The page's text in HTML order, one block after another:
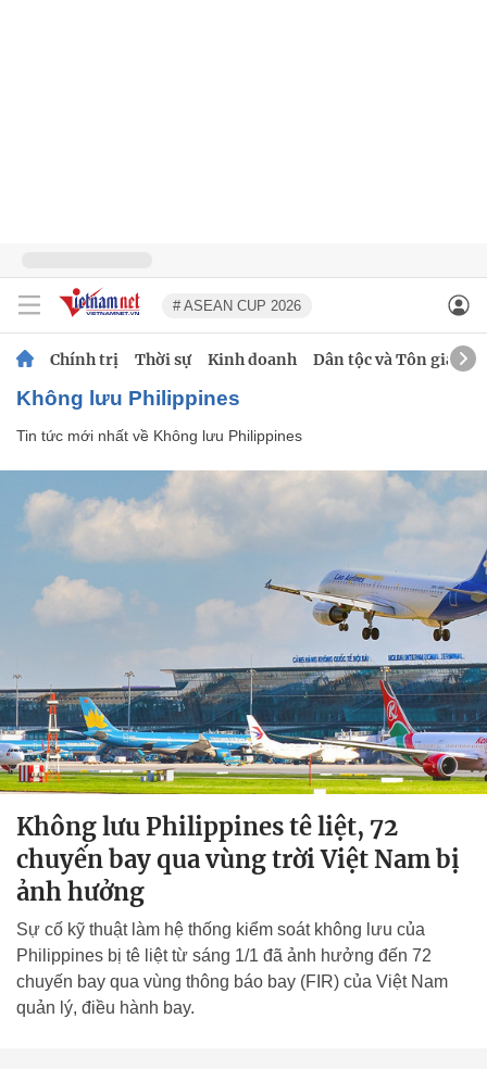
# ASEAN CUP 2026
Chính trị Thời sự Kinh doanh Dân tộc và Tôn giáo
Không lưu Philippines
Tin tức mới nhất về Không lưu Philippines
Không lưu Philippines tê liệt, 72
chuyến bay qua vùng trời Việt Nam bị
ảnh hưởng
Sự cố kỹ thuật làm hệ thống kiểm soát không lưu của
Philippines bị tê liệt từ sáng 1/1 đã ảnh hưởng đến 72
chuyến bay qua vùng thông báo bay (FIR) của Việt Nam
quản lý, điều hành bay.